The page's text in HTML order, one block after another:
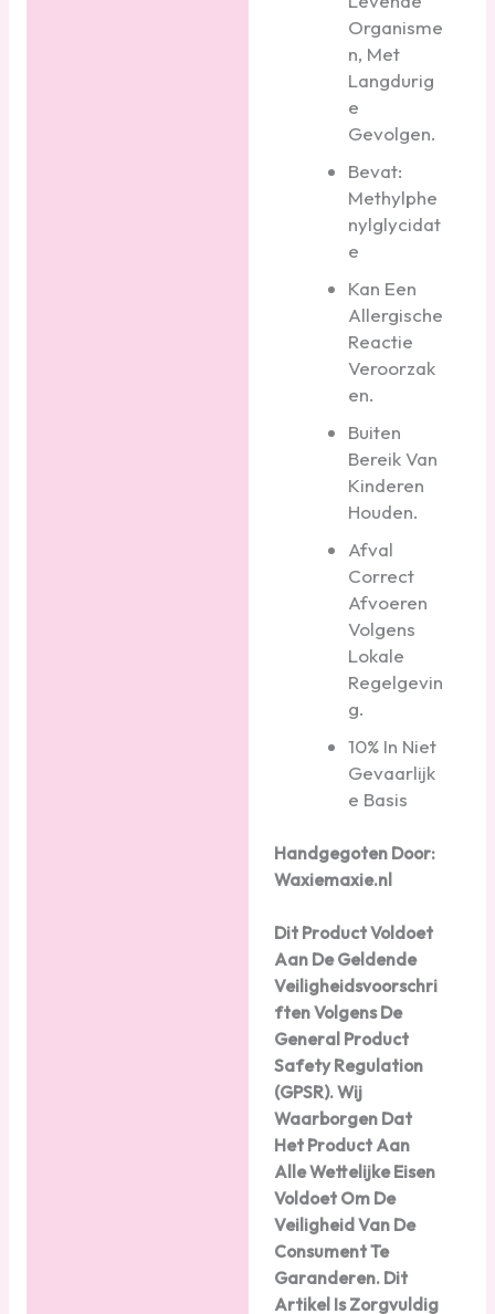
Organisme
n, Met
Langdurig
e
Gevolgen.
Bevat:
Methylphe
nylglycidat
e
Kan Een
Allergische
Reactie
Veroorzak
en.
Buiten
Bereik Van
Kinderen
Houden.
Afval
Correct
Afvoeren
Volgens
Lokale
Regelgevin
g.
10% In Niet
Gevaarlijk
e Basis
Handgegoten Door:
Waxiemaxie.nl
Dit Product Voldoet
Aan De Geldende
Veiligheidsvoorschri
ften Volgens De
General Product
Safety Regulation
(GPSR). Wij
Waarborgen Dat
Het Product Aan
Alle Wettelijke Eisen
Voldoet Om De
Veiligheid Van De
Consument Te
Garanderen. Dit
Artikel Is Zorgvuldig